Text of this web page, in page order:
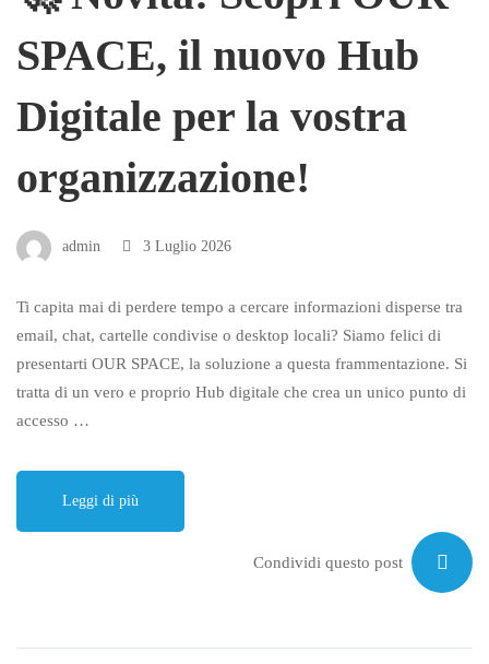
SPACE, il nuovo Hub
Digitale per la vostra
organizzazione!
admin 3 Luglio 2026
Ti capita mai di perdere tempo a cercare informazioni disperse tra
email, chat, cartelle condivise o desktop locali? Siamo felici di
presentarti OUR SPACE, la soluzione a questa frammentazione. Si
tratta di un vero e proprio Hub digitale che crea un unico punto di
accesso …
Leggi di più
Condividi questo post